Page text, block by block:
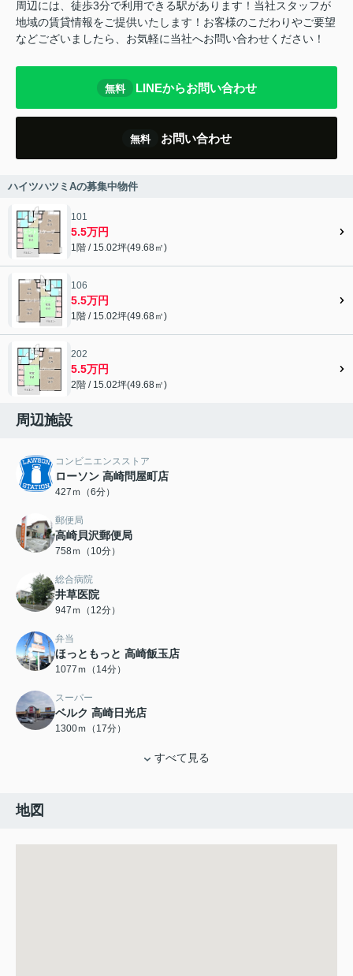
周辺には、徒歩3分で利用できる駅があります！当社スタッフが
地域の賃貸情報をご提供いたします！お客様のこだわりやご要望
などございましたら、お気軽に当社へお問い合わせください！
無料 LINEからお問い合わせ
無料 お問い合わせ
ハイツハツミAの募集中物件
101
5.5万円
1階 / 15.02坪(49.68㎡)
106
5.5万円
1階 / 15.02坪(49.68㎡)
202
5.5万円
2階 / 15.02坪(49.68㎡)
周辺施設
コンビニエンスストア
ローソン 高崎問屋町店
427ｍ（6分）
郵便局
高崎貝沢郵便局
758ｍ（10分）
総合病院
井草医院
947ｍ（12分）
弁当
ほっともっと 高崎飯玉店
1077ｍ（14分）
スーパー
ベルク 高崎日光店
1300ｍ（17分）
すべて見る
地図